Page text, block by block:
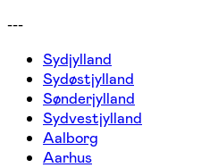
---
Sydjylland
Sydøstjylland
Sønderjylland
Sydvestjylland
Aalborg
Aarhus